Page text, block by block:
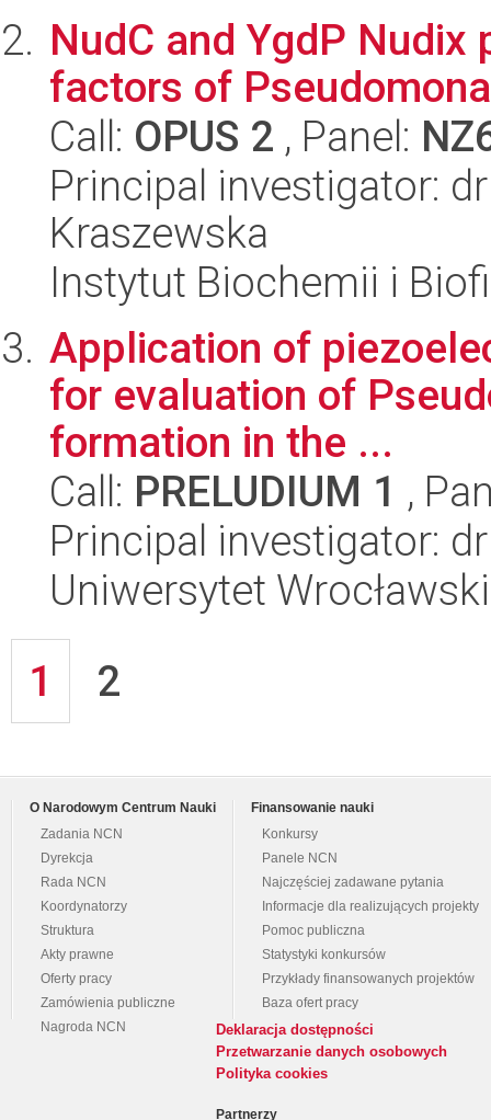
NudC and YgdP
factors of
Call: OPUS 2 , Panel:
Principal investigator:
Kraszewska
Instytut Biochemii i
Application of
for evaluation of
formation in the ...
Call: PRELUDIUM 1 ,
Principal investigator:
Uniwersytet
1
2
O Narodowym Centrum Nauki
Zadania NCN
Dyrekcja
Rada NCN
Koordynatorzy
Struktura
Akty prawne
Oferty pracy
Zamówienia publiczne
Nagroda NCN
Finansowanie nauki
Konkursy
Panele NCN
Najczęściej zadawane pytania
Informacje dla realizujących projekty
Pomoc publiczna
Statystyki konkursów
Przykłady finansowanych projektów
Baza ofert pracy
Deklaracja dostępności
Przetwarzanie danych osobowych
Polityka cookies
Partnerzy